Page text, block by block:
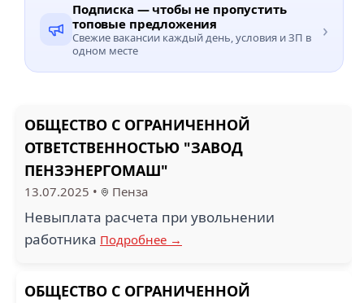
Подписка — чтобы не пропустить
топовые предложения
Свежие вакансии каждый день, условия и ЗП в
одном месте
›
ОБЩЕСТВО С ОГРАНИЧЕННОЙ
ОТВЕТСТВЕННОСТЬЮ "ЗАВОД
ПЕНЗЭНЕРГОМАШ"
13.07.2025 • Пенза
Невыплата расчета при увольнении
работника Подробнее →
ОБЩЕСТВО С ОГРАНИЧЕННОЙ